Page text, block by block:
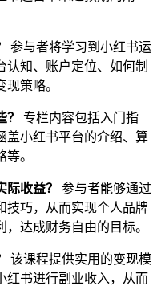
参与者将学习到小红书运
认知、账户定位、如何制
策略。
专栏内容包括入门指
盖小红书平台的介绍、算
。
收益？
参与者能够通过
技巧，从而实现个人品牌
达成财务自由的目标。
该课程提供实用的变现模
红书进行副业收入，从而